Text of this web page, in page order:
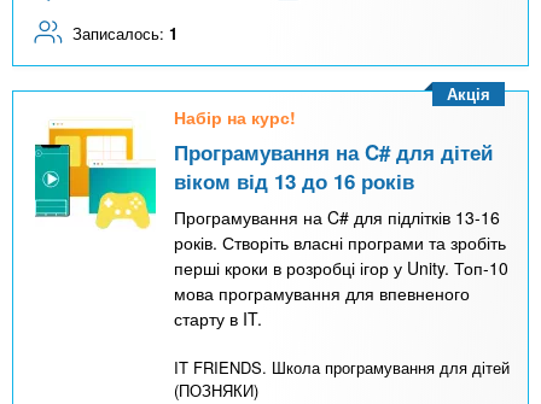
Записалось: 1
Набір на курс!
Програмування на C# для дітей
віком від 13 до 16 років
Програмування на C# для підлітків 13-16
років. Створіть власні програми та зробіть
перші кроки в розробці ігор у Unity. Топ-10
мова програмування для впевненого
старту в IT.
IT FRIENDS. Школа програмування для дітей
(ПОЗНЯКИ)
Акція